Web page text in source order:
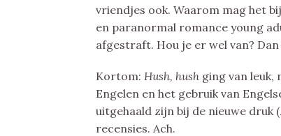
vriendjes ook. Waarom mag het bij
en paranormal romance young
afgestraft. Hou je er wel van?
Kortom: Hush, hush ging van leuk,
Engelen en het gebruik van
uitgehaald zijn bij de nieuwe druk
recensies. Ach.